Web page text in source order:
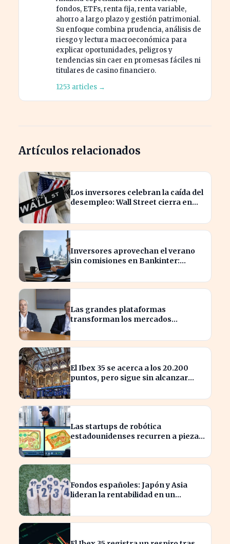
fondos, ETFs, renta fija, renta variable,
ahorro a largo plazo y gestión patrimonial.
Su enfoque combina prudencia, análisis de
riesgo y lectura macroeconómica para
explicar oportunidades, peligros y
tendencias sin caer en promesas fáciles ni
titulares de casino financiero.
1253 articles →
Artículos relacionados
Los inversores celebran la caída del
desempleo: Wall Street cierra en
Inversores aprovechan el verano
sin comisiones en Bankinter:
internacional
Las grandes plataformas
transforman los mercados
competencia
El Ibex 35 se acerca a los 20.200
puntos, pero sigue sin alcanzar
Las startups de robótica
estadounidenses recurren a piezas
Fondos españoles: Japón y Asia
lideran la rentabilidad en un